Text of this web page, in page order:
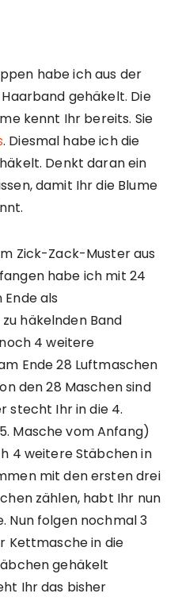
habe ich aus der
gehäkelt. Die
kennt Ihr bereits. Sie
. Diesmal habe ich die
Denkt daran ein
damit Ihr die Blume
Zick-Zack-Muster aus
habe ich mit 24
als
häkelnden Band
4 weitere
Ende 28 Luftmaschen
den 28 Maschen sind
stecht Ihr in die 4.
Masche vom Anfang)
4 weitere Stäbchen in
mit den ersten drei
zählen, habt Ihr nun
Nun folgen nochmal 3
Kettmasche in die
gehäkelt
Ihr das bisher